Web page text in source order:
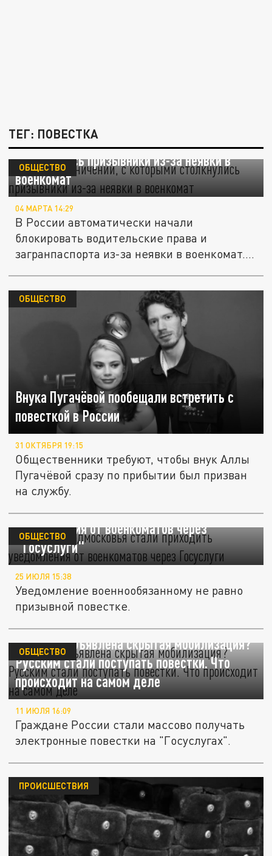
ТЕГ: ПОВЕСТКА
Список ограничений, с которыми
столкнулись призывники из-за неявки в
военкомат
ОБЩЕСТВО
04 МАРТА 14:29
В России автоматически начали
блокировать водительские права и
загранпаспорта из-за неявки в военкомат.
Внука Пугачёвой пообещали встретить с
повесткой в России
ОБЩЕСТВО
31 ОКТЯБРЯ 19:15
Общественники требуют, чтобы внук Аллы
Пугачёвой сразу по прибытии был призван
на службу.
Жителям Подмосковья стали приходить
уведомления от военкоматов через
"Госуслуги"
ОБЩЕСТВО
25 ИЮЛЯ 15:38
Уведомление военнообязанному не равно
призывной повестке.
В России объявлена скрытая мобилизация?
Русским стали поступать повестки. Что
происходит на самом деле
ОБЩЕСТВО
11 ИЮЛЯ 16:09
Граждане России стали массово получать
электронные повестки на "Госуслугах".
ПРОИСШЕСТВИЯ